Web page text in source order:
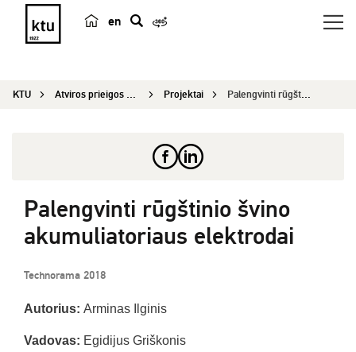
en
e
KTU Atviros prieigos centras Projektai Palengvinti rūgštinio švino akumuliatoriaus elek...
Palengvinti rūgštinio švino
akumuliatoriaus elektrodai
Technorama 2018
Autorius: Arminas Ilginis
Vadovas: Egidijus Griškonis